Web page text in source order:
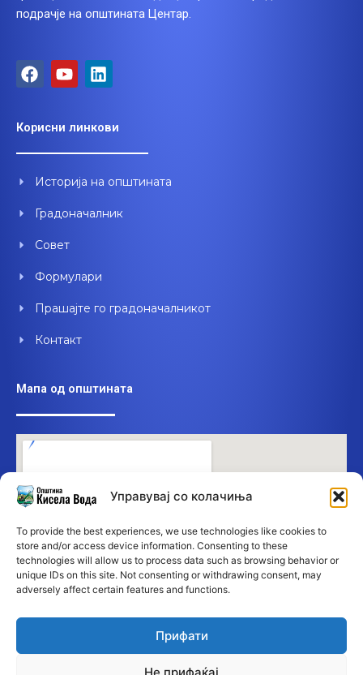
Управувај со колачиња
To provide the best experiences, we use technologies like cookies to
store and/or access device information. Consenting to these
technologies will allow us to process data such as browsing behavior or
unique IDs on this site. Not consenting or withdrawing consent, may
adversely affect certain features and functions.
Прифати
Не прифаќај
подрачје на општината Центар.
F
a
b
o
k
Y
o
u
b
L
i
e
d
n
Корисни линкови
Историја на општината
Градоначалник
Совет
Формулари
Прашајте го градоначалникот
Контакт
Мапа од општината